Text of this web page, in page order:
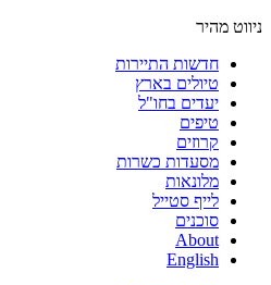
ניווט מהיר
חדשות התיירות
טיולים בארץ
יעדים בחו"ל
טיפים
קרוזים
מסעדות כשרות
מלונאות
לייף סטייל
סוכנים
About
English